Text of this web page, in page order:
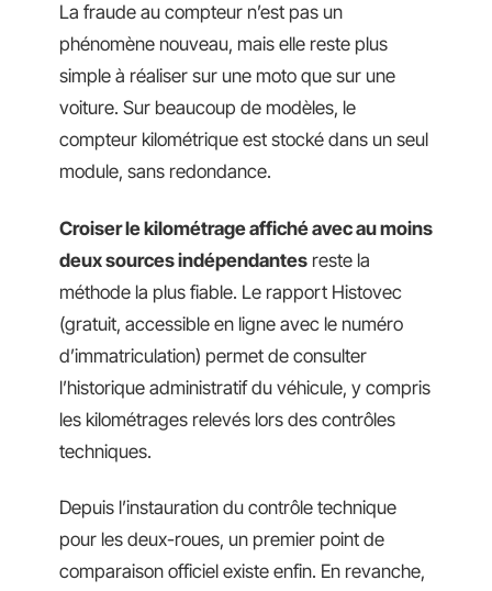
La fraude au compteur n’est pas un
phénomène nouveau, mais elle reste plus
simple à réaliser sur une moto que sur une
voiture. Sur beaucoup de modèles, le
compteur kilométrique est stocké dans un seul
module, sans redondance.
Croiser le kilométrage affiché avec au moins
deux sources indépendantes reste la
méthode la plus fiable. Le rapport Histovec
(gratuit, accessible en ligne avec le numéro
d’immatriculation) permet de consulter
l’historique administratif du véhicule, y compris
les kilométrages relevés lors des contrôles
techniques.
Depuis l’instauration du contrôle technique
pour les deux-roues, un premier point de
comparaison officiel existe enfin. En revanche,